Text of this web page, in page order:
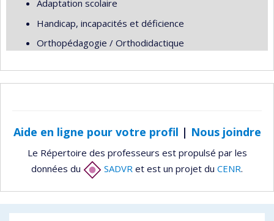
Adaptation scolaire
Handicap, incapacités et déficience
Orthopédagogie / Orthodidactique
Aide en ligne pour votre profil | Nous joindre
Le Répertoire des professeurs est propulsé par les
données du
SADVR et est un projet du CENR.